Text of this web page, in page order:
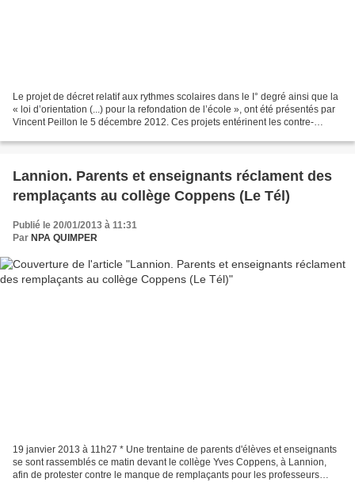
Le projet de décret relatif aux rythmes scolaires dans le I° degré ainsi que la
« loi d’orientation (...) pour la refondation de l’école », ont été présentés par
Vincent Peillon le 5 décembre 2012. Ces projets entérinent les contre-
Lannion. Parents et enseignants réclament des
remplaçants au collège Coppens (Le Tél)
Publié le 20/01/2013 à 11:31
Par NPA QUIMPER
19 janvier 2013 à 11h27 * Une trentaine de parents d'élèves et enseignants
se sont rassemblés ce matin devant le collège Yves Coppens, à Lannion,
afin de protester contre le manque de remplaçants pour les professeurs